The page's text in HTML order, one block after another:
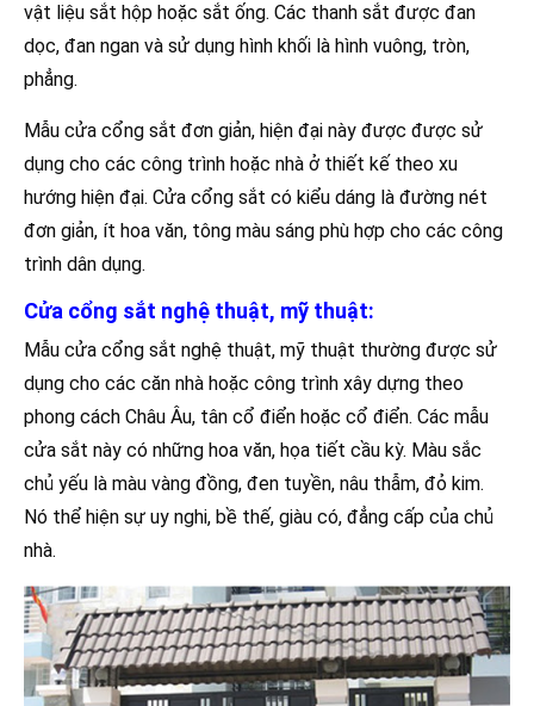
vật liệu sắt hộp hoặc sắt ống. Các thanh sắt được đan
dọc, đan ngan và sử dụng hình khối là hình vuông, tròn,
phẳng.
Mẫu cửa cổng sắt đơn giản, hiện đại này được được sử
dụng cho các công trình hoặc nhà ở thiết kế theo xu
hướng hiện đại. Cửa cổng sắt có kiểu dáng là đường nét
đơn giản, ít hoa văn, tông màu sáng phù hợp cho các công
trình dân dụng.
Cửa cổng sắt nghệ thuật, mỹ thuật:
Mẫu cửa cổng sắt nghệ thuật, mỹ thuật thường được sử
dụng cho các căn nhà hoặc công trình xây dựng theo
phong cách Châu Âu, tân cổ điển hoặc cổ điển. Các mẫu
cửa sắt này có những hoa văn, họa tiết cầu kỳ. Màu sắc
chủ yếu là màu vàng đồng, đen tuyền, nâu thẫm, đỏ kim.
Nó thể hiện sự uy nghi, bề thế, giàu có, đẳng cấp của chủ
nhà.